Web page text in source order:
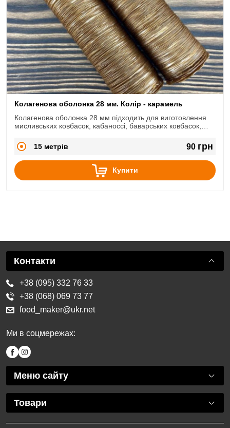
Колагенова оболонка 28 мм. Колір - карамель
Колагенова оболонка 28 мм підходить для виготовлення
мисливських ковбасок, кабаноссі, баварських ковбасок,
15 метрів
90 грн
Купити
Меню сайту
Товари
Контакти
+38 (095) 332 76 33
+38 (068) 069 73 77
food_maker@ukr.net
Ми в соцмережах: